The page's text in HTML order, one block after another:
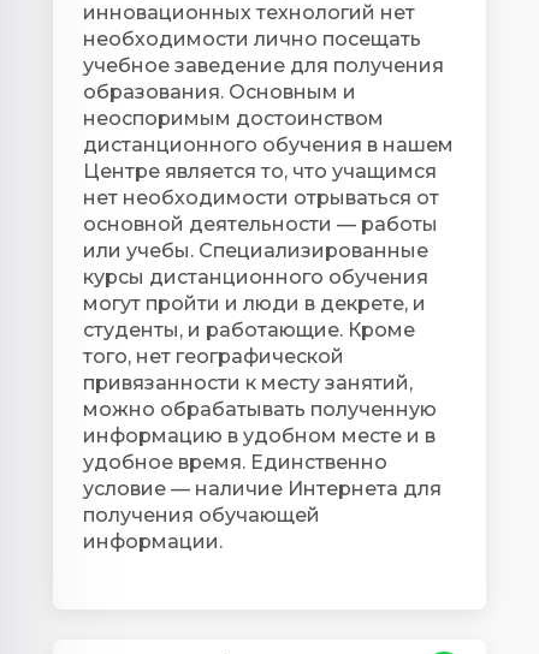
инновационных технологий нет
необходимости лично посещать
учебное заведение для получения
образования. Основным и
неоспоримым достоинством
дистанционного обучения в нашем
Центре является то, что учащимся
нет необходимости отрываться от
основной деятельности — работы
или учебы. Специализированные
курсы дистанционного обучения
могут пройти и люди в декрете, и
студенты, и работающие. Кроме
того, нет географической
привязанности к месту занятий,
можно обрабатывать полученную
информацию в удобном месте и в
удобное время. Единственно
условие — наличие Интернета для
получения обучающей
информации.